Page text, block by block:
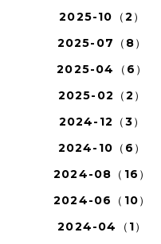
2025-10（2）
2025-07（8）
2025-04（6）
2025-02（2）
2024-12（3）
2024-10（6）
2024-08（16）
2024-06（10）
2024-04（1）